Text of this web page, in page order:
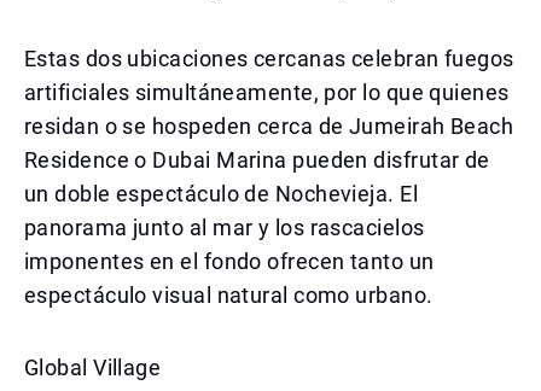
Estas dos ubicaciones cercanas celebran fuegos
artificiales simultáneamente, por lo que quienes
residan o se hospeden cerca de Jumeirah Beach
Residence o Dubai Marina pueden disfrutar de
un doble espectáculo de Nochevieja. El
panorama junto al mar y los rascacielos
imponentes en el fondo ofrecen tanto un
espectáculo visual natural como urbano.
Global Village